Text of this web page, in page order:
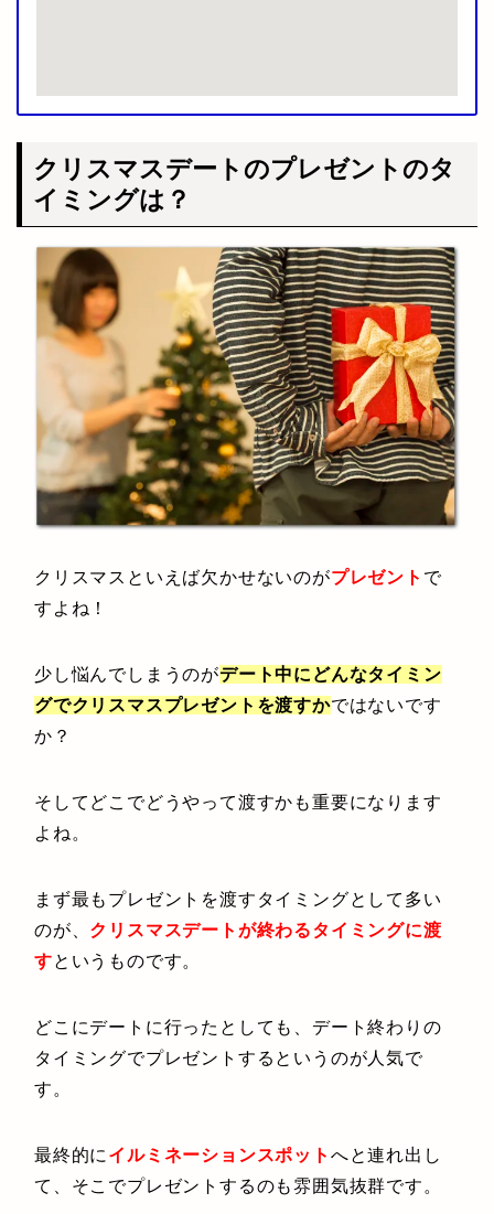
クリスマスデートのプレゼントのタ
イミングは？
クリスマスといえば欠かせないのがプレゼント で
すよね！
少し悩んでしまうのがデート中にどんなタイミン
グでクリスマスプレゼントを渡すかではないです
か？
そしてどこでどうやって渡すかも重要になります
よね。
まず最もプレゼントを渡すタイミングとして多い
のが、 クリスマスデートが終わるタイミングに渡
すというものです。
どこにデートに行ったとしても、デート終わりの
タイミングでプレゼントするというのが人気で
す。
最終的に イルミネーションスポット へと連れ出し
て、そこでプレゼントするのも雰囲気抜群です。